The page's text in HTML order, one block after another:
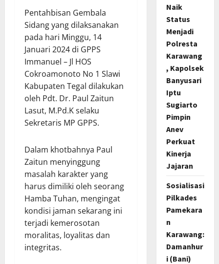
Pentahbisan Gembala
Sidang yang dilaksanakan
pada hari Minggu, 14
Januari 2024 di GPPS
Immanuel – Jl HOS
Cokroamonoto No 1 Slawi
Kabupaten Tegal dilakukan
oleh Pdt. Dr. Paul Zaitun
Lasut, M.Pd.K selaku
Sekretaris MP GPPS.
Dalam khotbahnya Paul
Zaitun menyinggung
masalah karakter yang
harus dimiliki oleh seorang
Hamba Tuhan, mengingat
kondisi jaman sekarang ini
terjadi kemerosotan
moralitas, loyalitas dan
integritas.
Naik
Status
Menjadi
Polresta
Karawang
, Kapolsek
Banyusari
Iptu
Sugiarto
Pimpin
Anev
Perkuat
Kinerja
Jajaran
Sosialisasi
Pilkades
Pamekara
n
Karawang:
Damanhur
i (Bani)